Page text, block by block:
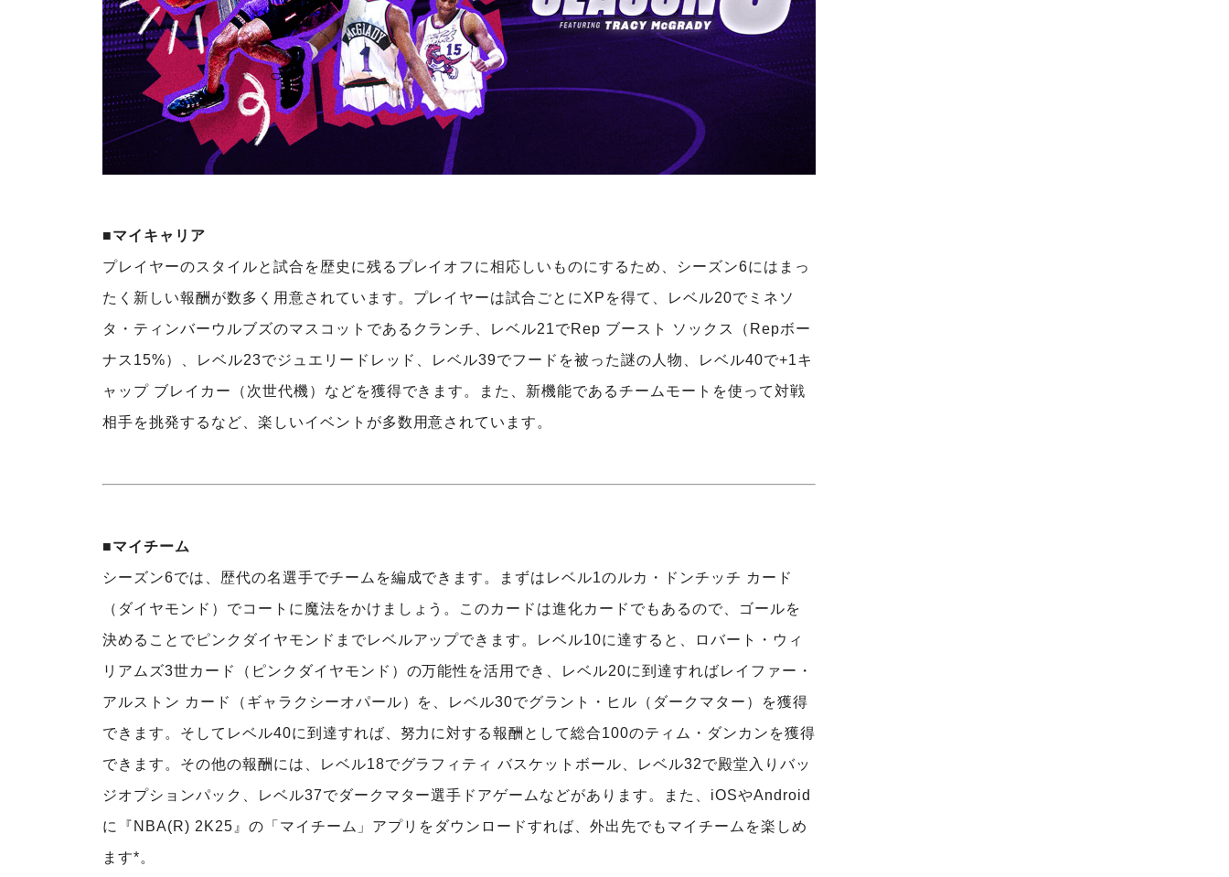
■マイキャリア
プレイヤーのスタイルと試合を歴史に残るプレイオフに相応しいものにするため、シーズン6にはまっ
たく新しい報酬が数多く用意されています。プレイヤーは試合ごとにXPを得て、レベル20でミネソ
タ・ティンバーウルブズのマスコットであるクランチ、レベル21でRep ブースト ソックス（Repボー
ナス15%）、レベル23でジュエリードレッド、レベル39でフードを被った謎の人物、レベル40で+1キ
ャップ ブレイカー（次世代機）などを獲得できます。また、新機能であるチームモートを使って対戦
相手を挑発するなど、楽しいイベントが多数用意されています。
■マイチーム
シーズン6では、歴代の名選手でチームを編成できます。まずはレベル1のルカ・ドンチッチ カード
（ダイヤモンド）でコートに魔法をかけましょう。このカードは進化カードでもあるので、ゴールを
決めることでピンクダイヤモンドまでレベルアップできます。レベル10に達すると、ロバート・ウィ
リアムズ3世カード（ピンクダイヤモンド）の万能性を活用でき、レベル20に到達すればレイファー・
アルストン カード（ギャラクシーオパール）を、レベル30でグラント・ヒル（ダークマター）を獲得
できます。そしてレベル40に到達すれば、努力に対する報酬として総合100のティム・ダンカンを獲得
できます。その他の報酬には、レベル18でグラフィティ バスケットボール、レベル32で殿堂入りバッ
ジオプションパック、レベル37でダークマター選手ドアゲームなどがあります。また、iOSやAndroid
に『NBA(R) 2K25』の「マイチーム」アプリをダウンロードすれば、外出先でもマイチームを楽しめ
ます*。